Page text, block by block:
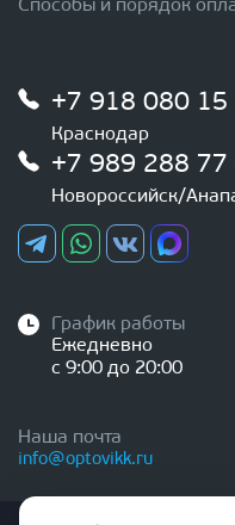
Способы и порядок
+7 918 080 15
Краснодар
+7 989 288 77
Новороссийск/
График работы
Ежедневно
с 9:00 до 20:00
Наша почта
info@optovikk.ru